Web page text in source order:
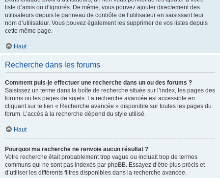
liste d’amis ou d’ignorés. De même, vous pouvez ajouter directement des
utilisateurs depuis le panneau de contrôle de l’utilisateur en saisissant leur
nom d’utilisateur. Vous pouvez également les supprimer de vos listes depuis
cette même page.
Haut
Recherche dans les forums
Comment puis-je effectuer une recherche dans un ou des forums ?
Saisissez un terme dans la boîte de recherche située sur l’index, les pages des
forums ou les pages de sujets. La recherche avancée est accessible en
cliquant sur le lien « Recherche avancée » disponible sur toutes les pages du
forum. L’accès à la recherche dépend du style utilisé.
Haut
Pourquoi ma recherche ne renvoie aucun résultat ?
Votre recherche était probablement trop vague ou incluait trop de termes
communs qui ne sont pas indexés par phpBB. Essayez d’être plus précis et
d’utiliser les différents filtres disponibles dans la recherche avancée.